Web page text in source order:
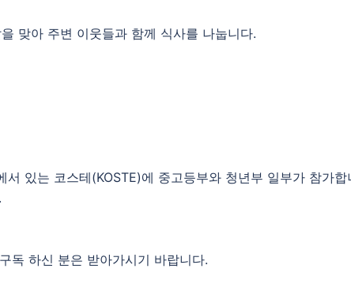
맞아 주변 이웃들과 함께 식사를 나눕니다.
있는 코스테(KOSTE)에 중고등부와 청년부 일부가 참가합
독 하신 분은 받아가시기 바랍니다.